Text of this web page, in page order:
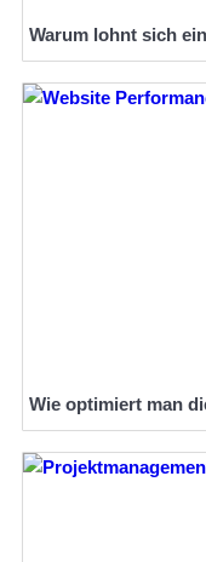
Warum lohnt sich
Wie optimiert man